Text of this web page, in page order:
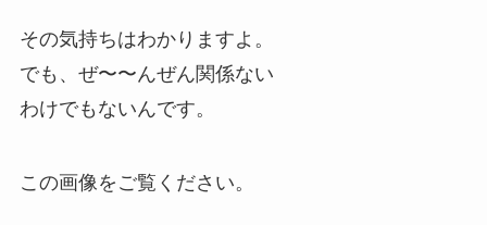
その気持ちはわかりますよ。
でも、ぜ〜〜んぜん関係ない
わけでもないんです。
この画像をご覧ください。